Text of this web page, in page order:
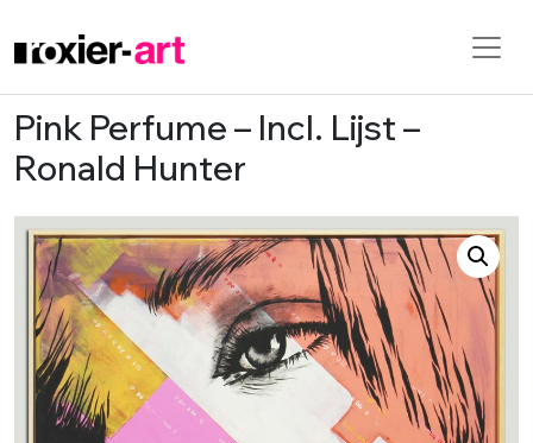
Skip to main content
Pink Perfume – Incl. Lijst –
Ronald Hunter